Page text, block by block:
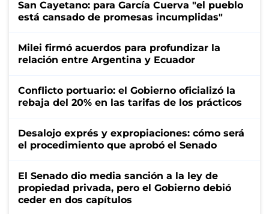
San Cayetano: para García Cuerva "el pueblo
está cansado de promesas incumplidas"
Milei firmó acuerdos para profundizar la
relación entre Argentina y Ecuador
Conflicto portuario: el Gobierno oficializó la
rebaja del 20% en las tarifas de los prácticos
Desalojo exprés y expropiaciones: cómo será
el procedimiento que aprobó el Senado
El Senado dio media sanción a la ley de
propiedad privada, pero el Gobierno debió
ceder en dos capítulos